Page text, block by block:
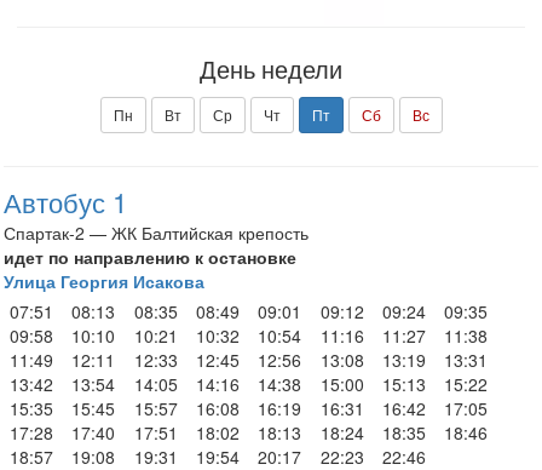
День недели
Пн Вт Ср Чт Пт Сб Вс
Автобус 1
Спартак-2 — ЖК Балтийская крепость
идет по направлению к остановке
Улица Георгия Исакова
07:51
08:13 08:35 08:49 09:01 09:12 09:24
09:35
09:58
10:10 10:21 10:32 10:54 11:16 11:27
11:38
11:49
12:11 12:33 12:45 12:56 13:08 13:19
13:31
13:42
13:54 14:05 14:16 14:38 15:00 15:13
15:22
15:35
15:45 15:57 16:08 16:19 16:31 16:42
17:05
17:28
17:40 17:51 18:02 18:13 18:24 18:35
18:46
18:57
19:08 19:31 19:54 20:17 22:23 22:46